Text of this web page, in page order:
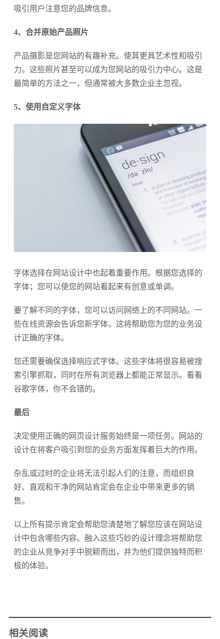
吸引用户注意您的品牌信息。
4、合并原始产品照片
产品摄影是您网站的有趣补充。使其更具艺术性和吸引
力。这些照片甚至可以成为您网站的吸引力中心。这是
最简单的方法之一，但通常被大多数企业主忽视。
5、使用自定义字体
字体选择在网站设计中也起着重要作用。根据您选择的
字体；您可以使您的网站看起来有创意或单调。
要了解不同的字体，您可以访问网络上的不同网站。一
些在线资源会告诉您新字体，这将帮助您为您的业务设
计正确的字体。
您还需要确保选择响应式字体。这些字体将很容易被搜
索引擎抓取，同时在所有浏览器上都能正常显示。看看
谷歌字体，你不会错的。
最后
决定使用正确的网页设计服务始终是一项任务。网站的
设计在将客户吸引到您的业务方面发挥着巨大的作用。
杂乱或过时的企业将无法引起人们的注意，而组织良
好、直观和干净的网站肯定会在企业中带来更多的销
售。
以上所有提示肯定会帮助您清楚地了解您应该在网站设
计中包含哪些内容。融入这些巧妙的设计理念将帮助您
的企业从竞争对手中脱颖而出，并为他们提供独特而积
极的体验。
相关阅读